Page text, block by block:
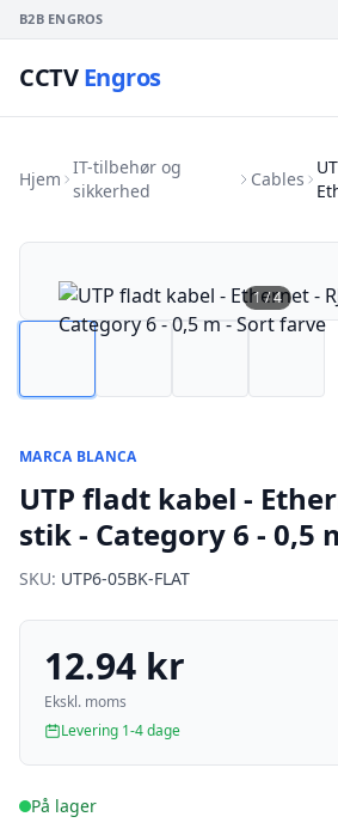
B2B ENGROS
CCTVEngros
Hjem
IT-tilbehør og
sikkerhed
Cables
1/4
MARCA BLANCA
UTP fladt kabel -
stik - Category 6 - 0,5
SKU: UTP6-05BK-FLAT
12.94 kr
Ekskl. moms
Levering 1-4 dage
På lager